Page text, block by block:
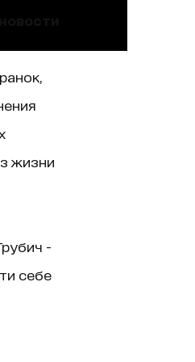
жизни
-
себе